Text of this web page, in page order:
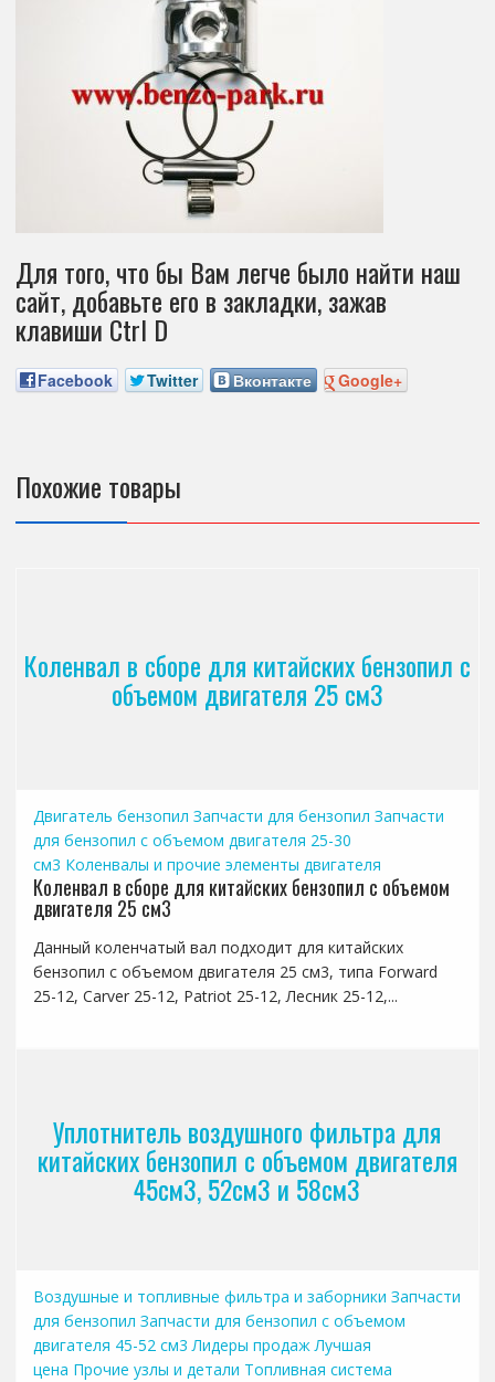
Для того, что бы Вам легче было найти наш
сайт, добавьте его в закладки, зажав
клавиши Ctrl D
Facebook Twitter Вконтакте Google+
Похожие товары
Коленвал в сборе для китайских бензопил с
объемом двигателя 25 см3
Двигатель бензопил Запчасти для бензопил Запчасти
для бензопил с объемом двигателя 25-30
см3 Коленвалы и прочие элементы двигателя
Коленвал в сборе для китайских бензопил с объемом
двигателя 25 см3
Данный коленчатый вал подходит для китайских
бензопил с объемом двигателя 25 см3, типа Forward
25-12, Carver 25-12, Patriot 25-12, Лесник 25-12,...
Уплотнитель воздушного фильтра для
китайских бензопил с объемом двигателя
45см3, 52см3 и 58см3
Воздушные и топливные фильтра и заборники Запчасти
для бензопил Запчасти для бензопил с объемом
двигателя 45-52 см3 Лидеры продаж Лучшая
цена Прочие узлы и детали Топливная система